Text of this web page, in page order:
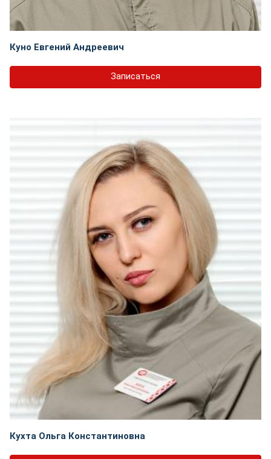
Куно Евгений Андреевич
Записаться
Кухта Ольга Константиновна